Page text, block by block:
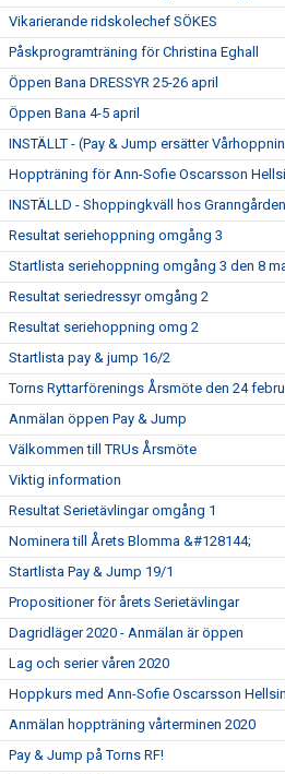
Vikarierande ridskolechef SÖKES
Påskprogramträning för Christina Eghall
Öppen Bana DRESSYR 25-26 april
Öppen Bana 4-5 april
INSTÄLLT - (Pay & Jump ersätter
Hoppträning för Ann-Sofie Oscarsson
INSTÄLLD - Shoppingkväll hos
Resultat seriehoppning omgång 3
Startlista seriehoppning omgång 3 den 8
Resultat seriedressyr omgång 2
Resultat seriehoppning omg 2
Startlista pay & jump 16/2
Torns Ryttarförenings Årsmöte den 24
Anmälan öppen Pay & Jump
Välkommen till TRUs Årsmöte
Viktig information
Resultat Serietävlingar omgång 1
Nominera till Årets Blomma &#128144;
Startlista Pay & Jump 19/1
Propositioner för årets Serietävlingar
Dagridläger 2020 - Anmälan är öppen
Lag och serier våren 2020
Hoppkurs med Ann-Sofie Oscarsson
Anmälan hoppträning vårterminen 2020
Pay & Jump på Torns RF!